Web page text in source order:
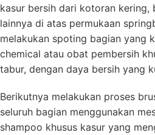
kasur bersih dari kotoran
lainnya di atas permukaan
melakukan spoting bagian yang
chemical atau obat pembersih
tabur, dengan daya bersih yang
Berikutnya melakukan proses
seluruh bagian menggunakan
shampoo khusus kasur yang